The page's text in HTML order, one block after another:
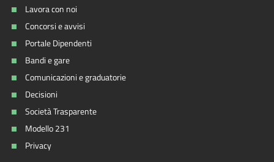
Lavora con noi
Concorsi e avvisi
Portale Dipendenti
Bandi e gare
Comunicazioni e graduatorie
Decisioni
Società Trasparente
Modello 231
Privacy